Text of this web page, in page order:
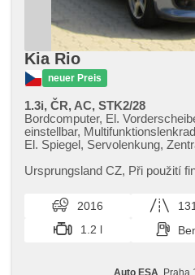
Kia Rio
neuer Preis
1.3i, ČR, AC, STK2/28
Bordcomputer, El.
einstellbar,
El. Spiegel, Servolenkung,
(ESP), Nebelscheinwerfer,
Ursprungsland CZ,​ Při použití
svátků) 9.00​-22.0...
2016
1.2 l
Auto ESA ,